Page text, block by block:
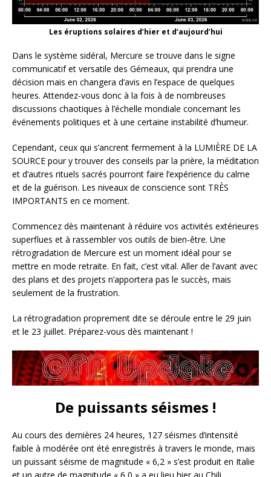
Les éruptions solaires d’hier et d’aujourd’hui
Dans le système sidéral, Mercure se trouve dans le signe
communicatif et versatile des Gémeaux, qui prendra une
décision mais en changera d’avis en l’espace de quelques
heures. Attendez-vous donc à la fois à de nombreuses
discussions chaotiques à l’échelle mondiale concernant les
événements politiques et à une certaine instabilité d’humeur.
Cependant, ceux qui s’ancrent fermement à la LUMIÈRE DE LA
SOURCE pour y trouver des conseils par la prière, la méditation
et d’autres rituels sacrés pourront faire l’expérience du calme
et de la guérison. Les niveaux de conscience sont TRÈS
IMPORTANTS en ce moment.
Commencez dès maintenant à réduire vos activités extérieures
superflues et à rassembler vos outils de bien-être. Une
rétrogradation de Mercure est un moment idéal pour se
mettre en mode retraite. En fait, c’est vital. Aller de l’avant avec
des plans et des projets n’apportera pas le succès, mais
seulement de la frustration.
La rétrogradation proprement dite se déroule entre le 29 juin
et le 23 juillet. Préparez-vous dès maintenant !
De puissants séismes !
Au cours des dernières 24 heures, 127 séismes d’intensité
faible à modérée ont été enregistrés à travers le monde, mais
un puissant séisme de magnitude « 6,2 » s’est produit en Italie